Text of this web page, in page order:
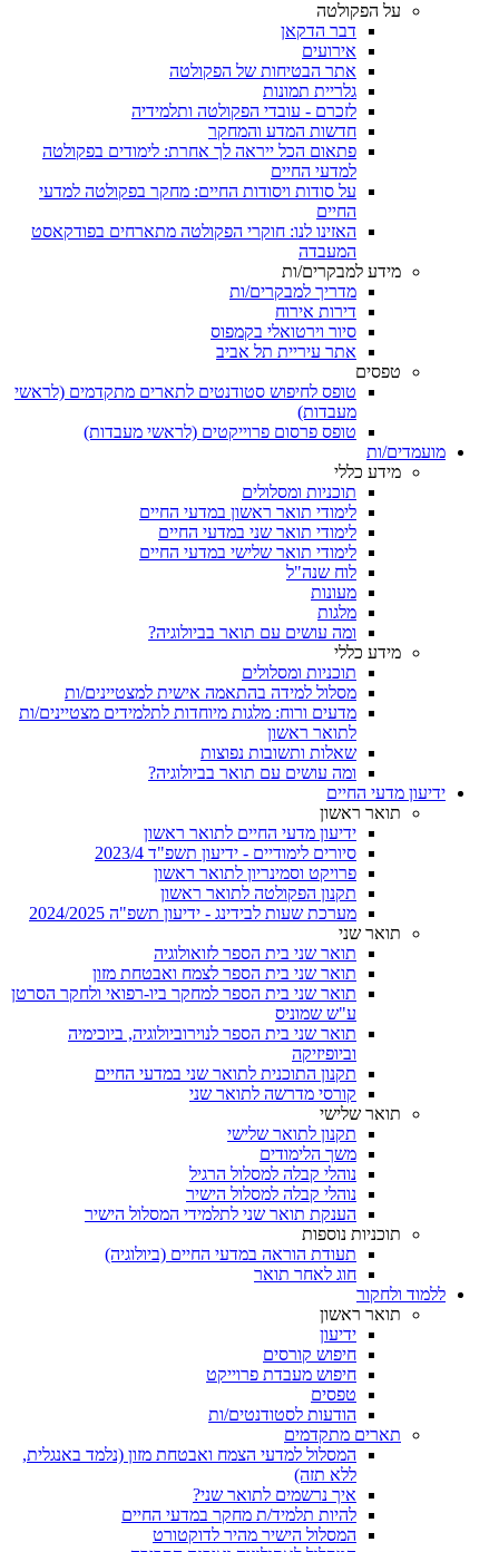
על הפקולטה
דבר הדקאן
אירועים
אתר הבטיחות של הפקולטה
גלריית תמונות
לזכרם - עובדי הפקולטה ותלמידיה
חדשות המדע והמחקר
פתאום הכל ייראה לך אחרת: לימודים בפקולטה
למדעי החיים
על סודות ויסודות החיים: מחקר בפקולטה למדעי
החיים
האזינו לנו: חוקרי הפקולטה מתארחים בפודקאסט
המעבדה
מידע למבקרים/ות
מדריך למבקרים/ות
דירות אירוח
סיור וירטואלי בקמפוס
אתר עיריית תל אביב
טפסים
טופס לחיפוש סטודנטים לתארים מתקדמים (לראשי
מעבדות)
טופס פרסום פרוייקטים (לראשי מעבדות)
מועמדים/ות
מידע כללי
תוכניות ומסלולים
לימודי תואר ראשון במדעי החיים
לימודי תואר שני במדעי החיים
לימודי תואר שלישי במדעי החיים
לוח שנה"ל
מעונות
מלגות
ומה עושים עם תואר בביולוגיה?
מידע כללי
תוכניות ומסלולים
מסלול למידה בהתאמה אישית למצטיינים/ות
מדעים ורוח: מלגות מיוחדות לתלמידים מצטיינים/ות
לתואר ראשון
שאלות ותשובות נפוצות
ומה עושים עם תואר בביולוגיה?
ידיעון מדעי החיים
תואר ראשון
ידיעון מדעי החיים לתואר ראשון
סיורים לימודיים - ידיעון תשפ"ד 2023/4
פרויקט וסמינריון לתואר ראשון
תקנון הפקולטה לתואר ראשון
מערכת שעות לבידינג - ידיעון תשפ"ה 2024/2025
תואר שני
תואר שני בית הספר לזואולוגיה
תואר שני בית הספר לצמח ואבטחת מזון
תואר שני בית הספר למחקר ביו-רפואי ולחקר הסרטן
ע"ש שמוניס
תואר שני בית הספר לנוירוביולוגיה, ביוכימיה
וביופיזיקה
תקנון התוכנית לתואר שני במדעי החיים
קורסי מדרשה לתואר שני
תואר שלישי
תקנון לתואר שלישי
משך הלימודים
נוהלי קבלה למסלול הרגיל
נוהלי קבלה למסלול הישיר
הענקת תואר שני לתלמידי המסלול הישיר
תוכניות נוספות
תעודת הוראה במדעי החיים (ביולוגיה)
חוג לאחר תואר
ללמוד ולחקור
תואר ראשון
ידיעון
חיפוש קורסים
חיפוש מעבדת פרוייקט
טפסים
הודעות לסטודנטים/ות
תארים מתקדמים
המסלול למדעי הצמח ואבטחת מזון (נלמד באנגלית,
ללא תזה)
איך נרשמים לתואר שני?
להיות תלמיד/ת מחקר במדעי החיים
המסלול הישיר מהיר לדוקטורט